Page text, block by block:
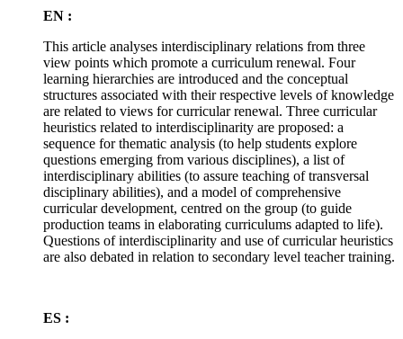
EN :
This article analyses interdisciplinary relations from three
view points which promote a curriculum renewal. Four
learning hierarchies are introduced and the conceptual
structures associated with their respective levels of knowledge
are related to views for curricular renewal. Three curricular
heuristics related to interdisciplinarity are proposed: a
sequence for thematic analysis (to help students explore
questions emerging from various disciplines), a list of
interdisciplinary abilities (to assure teaching of transversal
disciplinary abilities), and a model of comprehensive
curricular development, centred on the group (to guide
production teams in elaborating curriculums adapted to life).
Questions of interdisciplinarity and use of curricular heuristics
are also debated in relation to secondary level teacher training.
ES :